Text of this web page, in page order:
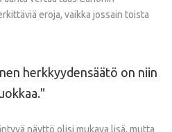
eroja, vaikka jossain toista
herkkyydensäätö on niin
näyttö olisi mukava lisä, mutta